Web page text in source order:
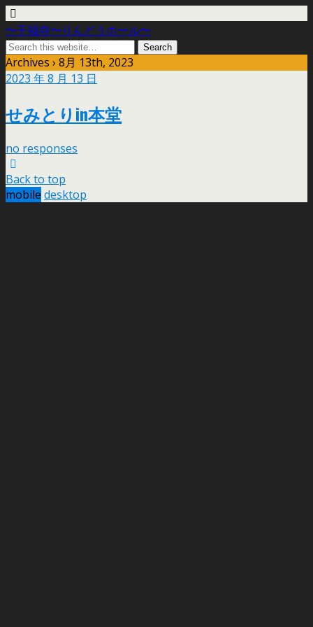
〜千福寺〜りんどうホール〜
Archives › 8月 13th, 2023
2023 年 8 月 13 日
せみとりin本堂
no responses
Back to top
mobile desktop